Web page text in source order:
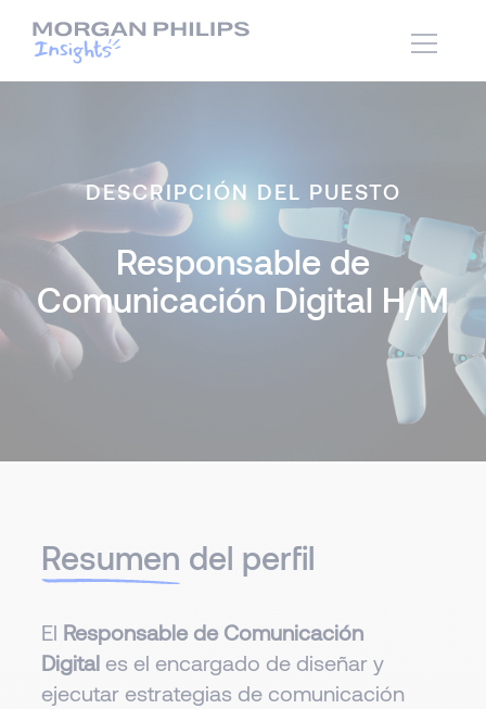
DESCRIPCIÓN DEL PUESTO
Responsable de
Comunicación Digital H/M
Resumen del perfil
El Responsable de Comunicación
Digitales el encargado de diseñar y
ejecutar estrategias de comunicación